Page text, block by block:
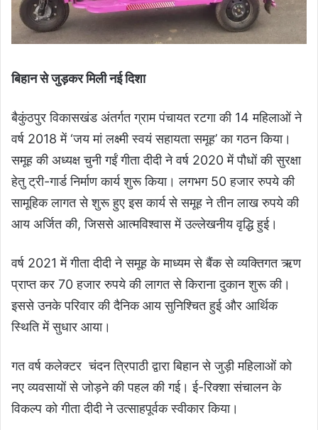
बिहान से जुड़कर मिली नई दिशा
बैकुंठपुर विकासखंड अंतर्गत ग्राम पंचायत रटगा की 14 महिलाओं ने
वर्ष 2018 में ‘जय मां लक्ष्मी स्वयं सहायता समूह’ का गठन किया।
समूह की अध्यक्ष चुनी गईं गीता दीदी ने वर्ष 2020 में पौधों की सुरक्षा
हेतु ट्री-गार्ड निर्माण कार्य शुरू किया। लगभग 50 हजार रुपये की
सामूहिक लागत से शुरू हुए इस कार्य से समूह ने तीन लाख रुपये की
आय अर्जित की, जिससे आत्मविश्वास में उल्लेखनीय वृद्धि हुई।
वर्ष 2021 में गीता दीदी ने समूह के माध्यम से बैंक से व्यक्तिगत ऋण
प्राप्त कर 70 हजार रुपये की लागत से किराना दुकान शुरू की।
इससे उनके परिवार की दैनिक आय सुनिश्चित हुई और आर्थिक
स्थिति में सुधार आया।
गत वर्ष कलेक्टर चंदन त्रिपाठी द्वारा बिहान से जुड़ी महिलाओं को
नए व्यवसायों से जोड़ने की पहल की गई। ई-रिक्शा संचालन के
विकल्प को गीता दीदी ने उत्साहपूर्वक स्वीकार किया।